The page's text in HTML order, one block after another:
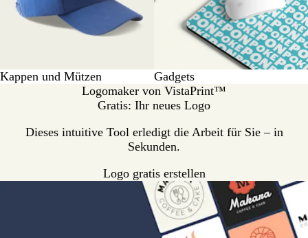
Kappen und Mützen
Gadgets
Logomaker von VistaPrint™
Gratis: Ihr neues Logo
Dieses intuitive Tool erledigt die Arbeit für Sie – in
Sekunden.
Logo gratis erstellen